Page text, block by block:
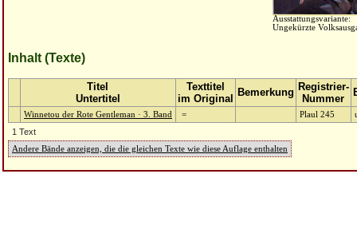
Ausstattungsvariante:
Ungekürzte
Inhalt (Texte)
Titel
Untertitel
Texttitel
im Original
Bemerkung Registrier-
Nummer
Winnetou der Rote Gentleman · 3. Band = Plaul 245
1 Text
Andere Bände anzeigen, die die gleichen Texte wie diese Auflage enthalten